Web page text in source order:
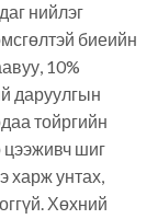
нийлэг
биеийн
10%
даруулгын
тойргийн
цээживч шиг
харж унтах,
Хөхний